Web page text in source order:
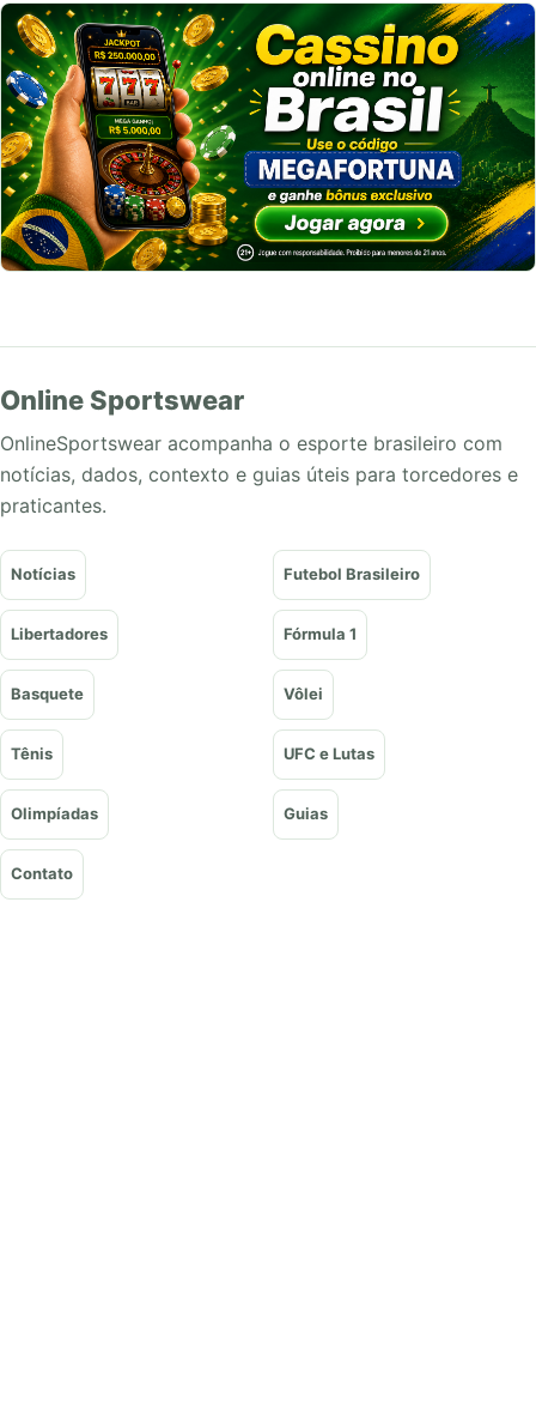
Online Sportswear
OnlineSportswear acompanha o esporte brasileiro com
notícias, dados, contexto e guias úteis para torcedores e
praticantes.
Notícias Futebol Brasileiro
Libertadores Fórmula 1
Basquete Vôlei
Tênis UFC e Lutas
Olimpíadas Guias
Contato